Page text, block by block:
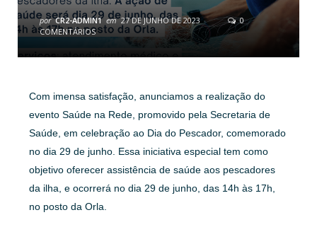
por CR2-ADMIN1 em 27 DE JUNHO DE 2023
0
COMENTÁRIOS
Com imensa satisfação, anunciamos a realização do
evento Saúde na Rede, promovido pela Secretaria de
Saúde, em celebração ao Dia do Pescador, comemorado
no dia 29 de junho. Essa iniciativa especial tem como
objetivo oferecer assistência de saúde aos pescadores
da ilha, e ocorrerá no dia 29 de junho, das 14h às 17h,
no posto da Orla.